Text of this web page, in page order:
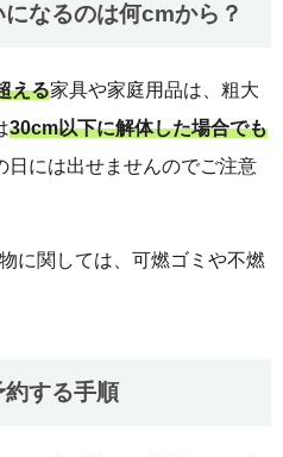
なるのは何cmから？
える家具や家庭用品は、粗大
30cm以下に解体した場合でも
日には出せませんのでご注意
に関しては、可燃ゴミや不燃
する手順